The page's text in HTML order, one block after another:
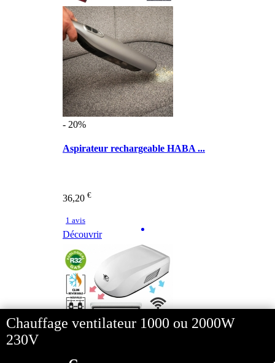
- 20%
Aspirateur rechargeable HABA ...
36,20 €
1 avis
Découvrir
Chauffage ventilateur 1000 ou 2000W
230V